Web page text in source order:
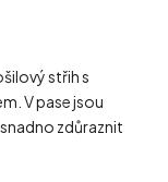
střih s
V pase jsou
zdůraznit